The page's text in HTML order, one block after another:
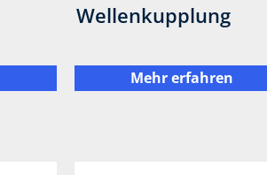
Wellenkupplung
Mehr erfahren